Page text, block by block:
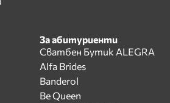
За абитуриенти
Сватбен Бутик ALEGRA
Alfa Brides
Banderol
Be Queen